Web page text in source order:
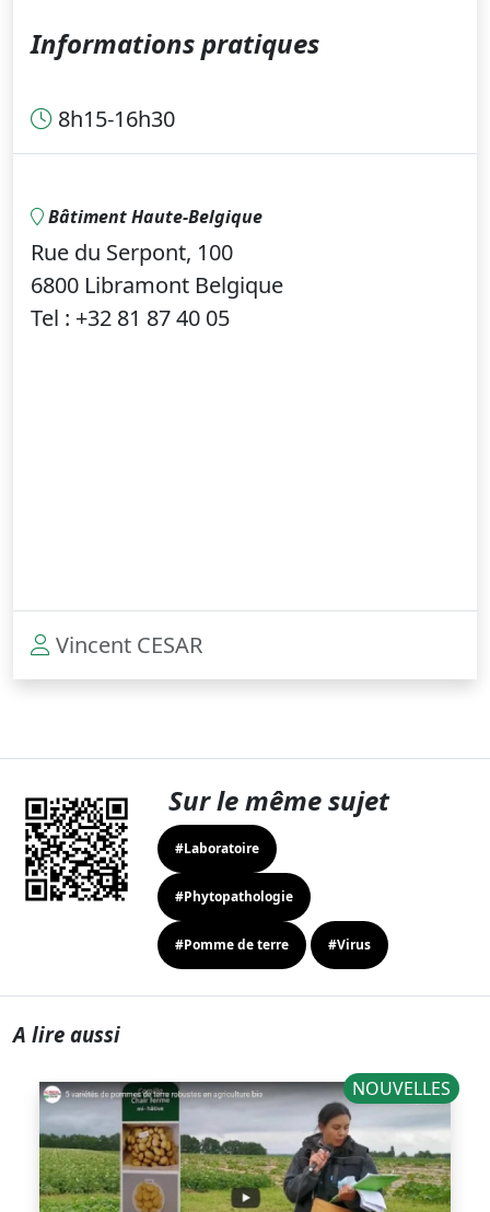
Informations pratiques
8h15-16h30
Bâtiment Haute-Belgique
Rue du Serpont, 100
6800 Libramont Belgique
Tel : +32 81 87 40 05
Vincent CESAR
Sur le même sujet
#Laboratoire
#Phytopathologie
#Pomme de terre #Virus
A lire aussi
NOUVELLES